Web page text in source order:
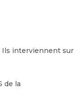
interviennent sur
de la